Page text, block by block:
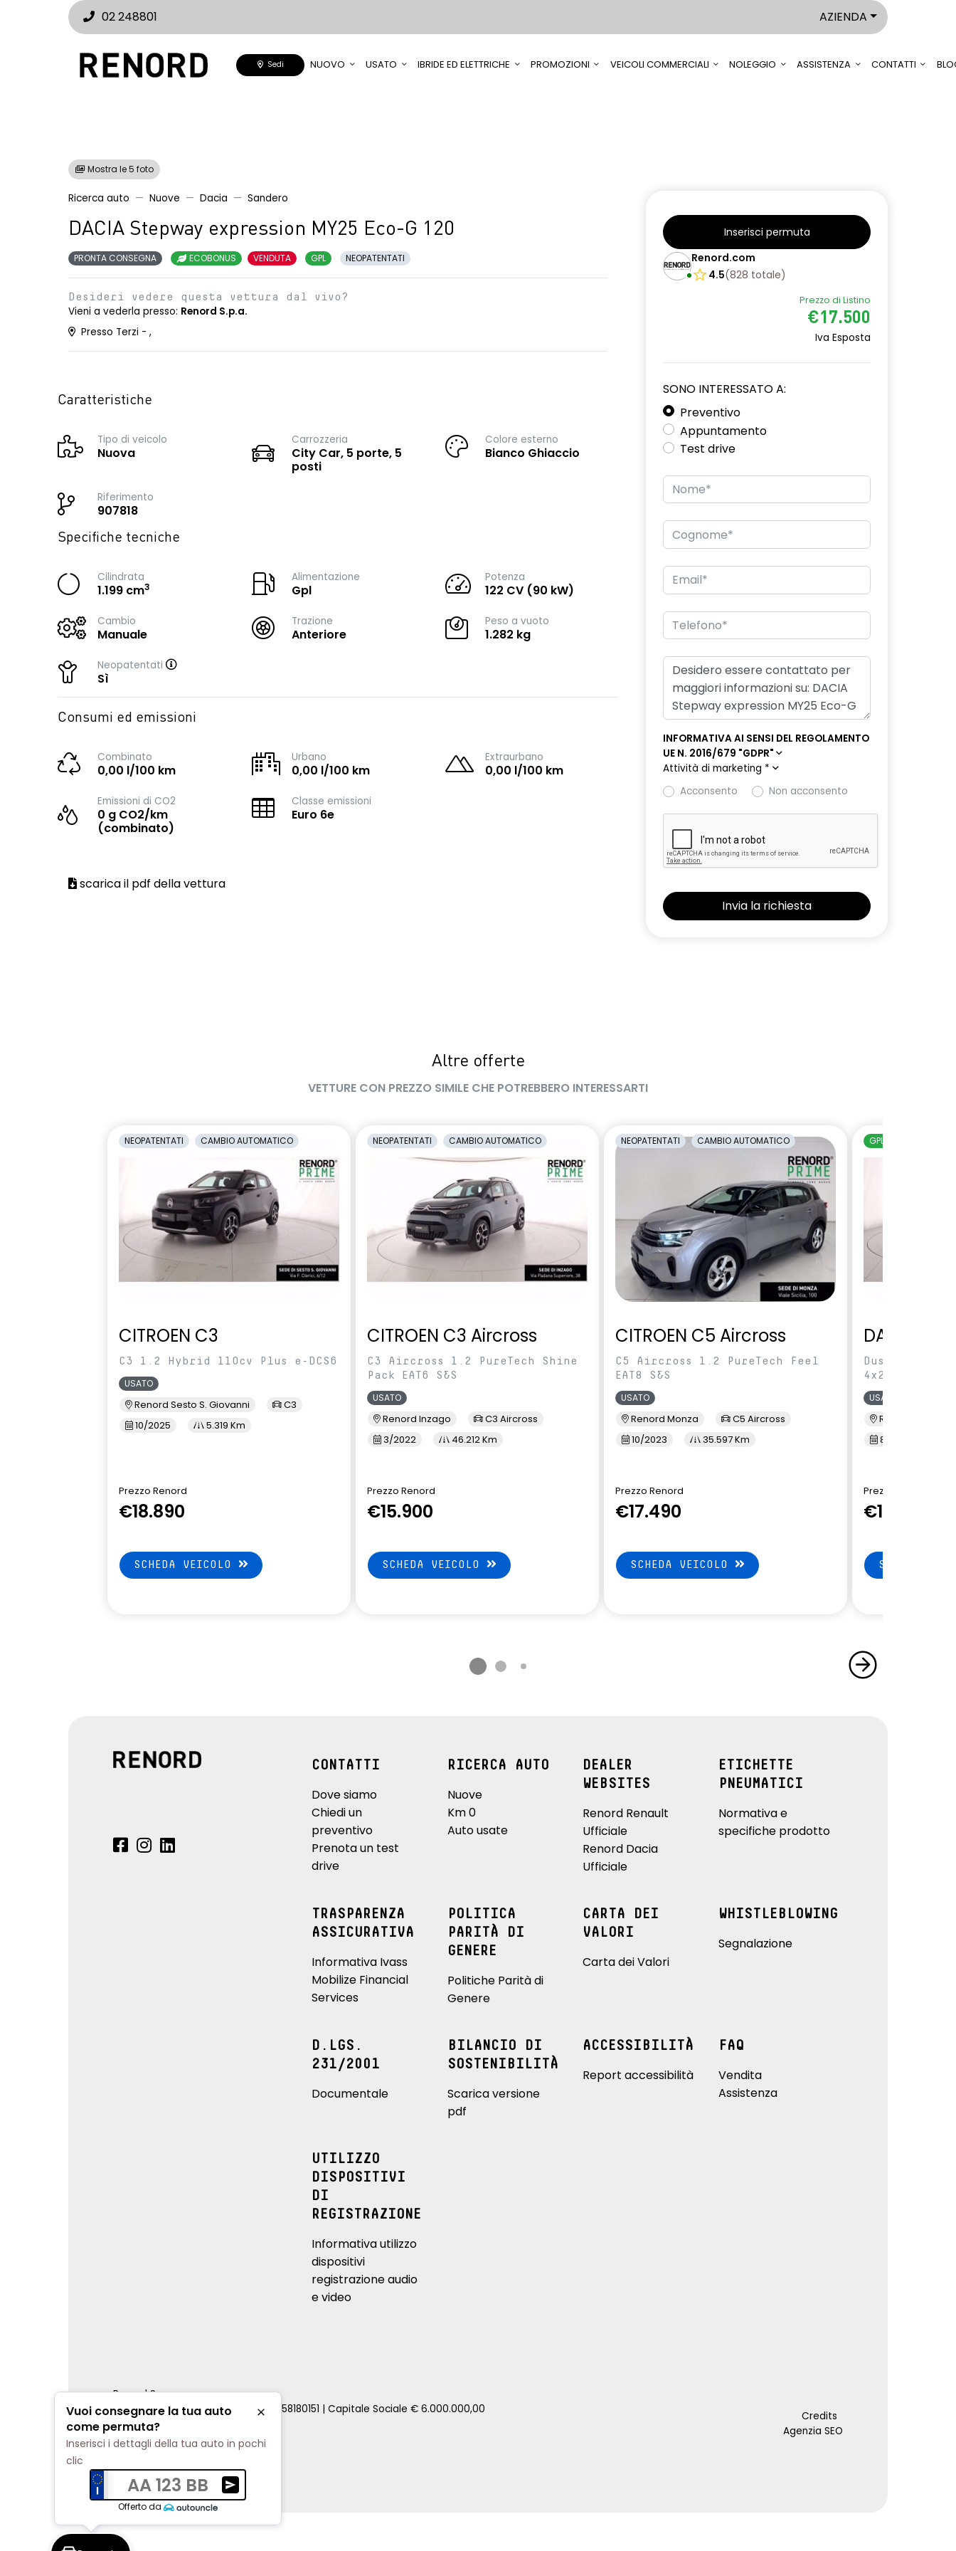
02 248801 AZIENDA
Sedi NUOVO USATO IBRIDE ED ELETTRICHE PROMOZIONI VEICOLI COMMERCIALI NOLEGGIO ASSISTENZA CONTATTI
Mostra le 5 foto
Ricerca auto Nuove Dacia Sandero
DACIA Stepway expression MY25 Eco-G 120
PRONTA CONSEGNA ECOBONUS VENDUTA GPL NEOPATENTATI
Desideri vedere questa vettura dal vivo?
Vieni a vederla presso: Renord S.p.a.
Presso Terzi - ,
Caratteristiche
Tipo di veicolo
Nuova
Carrozzeria
City Car, 5 porte, 5
posti
Colore esterno
Bianco Ghiaccio
Riferimento
907818
Specifiche tecniche
Cilindrata
1.199 cm3
Alimentazione
Gpl
Potenza
122 CV (90 kW)
Cambio
Manuale
Trazione
Anteriore
Peso a vuoto
1.282 kg
Neopatentati
Sì
Consumi ed emissioni
Combinato
0,00 l/100 km
Urbano
0,00 l/100 km
Extraurbano
0,00 l/100 km
Emissioni di CO2
0 g CO2/km
(combinato)
Classe emissioni
Euro 6e
scarica il pdf della vettura
Inserisci permuta
Renord.com
4.5(828 totale)
Prezzo di Listino
€17.500
Iva Esposta
SONO INTERESSATO A:
Preventivo
Appuntamento
Test drive
INFORMATIVA AI SENSI DEL REGOLAMENTO
UE N. 2016/679 "GDPR"
Attività di marketing *
Acconsento
Non acconsento
Altre offerte
VETTURE CON PREZZO SIMILE CHE POTREBBERO INTERESSARTI
NEOPATENTATI CAMBIO AUTOMATICO
CITROEN C3
C3 1.2 Hybrid 110cv Plus e-DCS6
USATO
Renord Sesto S. Giovanni
C3
10/2025
5.319 Km
Prezzo Renord
€18.890
SCHEDA VEICOLO
NEOPATENTATI CAMBIO AUTOMATICO
CITROEN C3 Aircross
C3 Aircross 1.2 PureTech Shine
Pack EAT6 S&S
USATO
Renord Inzago
C3 Aircross
3/2022
46.212 Km
Prezzo Renord
€15.900
SCHEDA VEICOLO
NEOPATENTATI CAMBIO AUTOMATICO
CITROEN C5 Aircross
C5 Aircross 1.2 PureTech Feel
EAT8 S&S
USATO
Renord Monza
C5 Aircross
10/2023
35.597 Km
Prezzo Renord
€17.490
SCHEDA VEICOLO
GPL
DACIA
Duster 1.0
4x2 100cv
USATO
Renord Sesto S.
8/2023
Prezzo Renord
€15.490
SCHEDA
CONTATTI
Dove siamo
Chiedi un
preventivo
Prenota un test
drive
RICERCA AUTO
Nuove
Km 0
Auto usate
DEALER
WEBSITES
Renord Renault
Ufficiale
Renord Dacia
Ufficiale
ETICHETTE
PNEUMATICI
Normativa e
specifiche prodotto
TRASPARENZA
ASSICURATIVA
Informativa Ivass
Mobilize Financial
Services
POLITICA
PARITÀ DI
GENERE
Politiche Parità di
Genere
CARTA DEI
VALORI
Carta dei Valori
WHISTLEBLOWING
Segnalazione
D.LGS.
231/2001
Documentale
BILANCIO DI
SOSTENIBILITÀ
Scarica versione
pdf
ACCESSIBILITÀ
Report accessibilità
FAQ
Vendita
Assistenza
UTILIZZO
DISPOSITIVI
DI
REGISTRAZIONE
Informativa utilizzo
dispositivi
registrazione audio
e video
Renord S.p.a.
REA Milano 810796 | P.IVA e C.F. 00858180151 | Capitale Sociale € 6.000.000,00
Cookie Policy
Privacy Policy
Impostazioni di tracciamento
Credits
Agenzia SEO
Vuoi consegnare la tua auto
come permuta?
Chiudi
Inserisci i dettagli della tua auto in pochi
clic
AA 123 BB
Ricevi una valutazione della tua auto senza impegno
Offerto da